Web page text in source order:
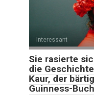
Interessant
Sie rasierte
die
Kaur, der
Guinness-